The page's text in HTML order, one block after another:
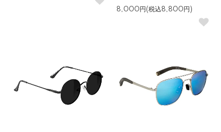
8,000円(税込8,800円)